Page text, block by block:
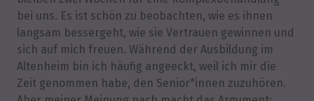
bei uns. Es ist schön zu beobachten, wie es ihnen
langsam bessergeht, wie sie Vertrauen gewinnen und
sich auf mich freuen. Während der Ausbildung im
Altenheim bin ich häufig angeeckt, weil ich mir die
Zeit genommen habe, den Senior*innen zuzuhören.